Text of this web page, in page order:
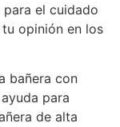
para el cuidado
opinión en los
bañera con
para
de alta